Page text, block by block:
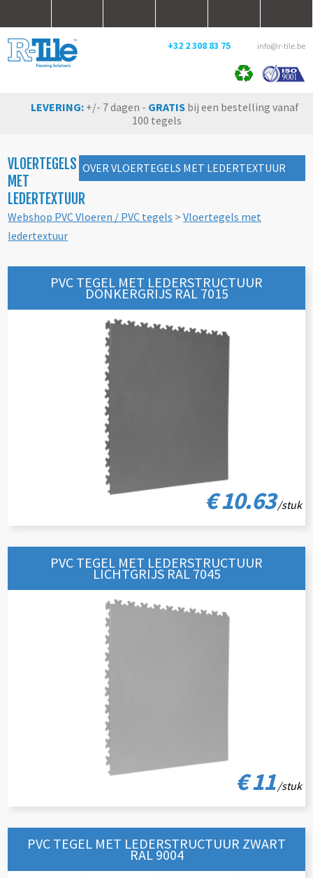
+32 2 308 83 75 info@r-tile.be
LEVERING: +/- 7 dagen - GRATISbij een bestelling vanaf
100 tegels
OVER VLOERTEGELS MET LEDERTEXTUUR
VLOERTEGELS
MET
LEDERTEXTUUR
Webshop PVC Vloeren / PVC tegels >Vloertegels met
ledertextuur
PVC TEGEL MET LEDERSTRUCTUUR
DONKERGRIJS RAL 7015
€ 10.63/stuk
PVC TEGEL MET LEDERSTRUCTUUR
LICHTGRIJS RAL 7045
€ 11/stuk
PVC TEGEL MET LEDERSTRUCTUUR ZWART
RAL 9004